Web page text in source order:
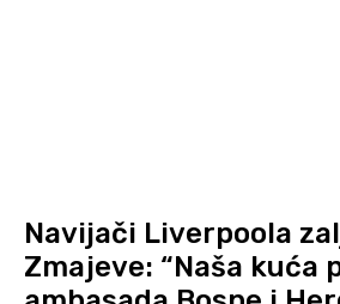
Navijači Liverpoola
Zmajeve: “Naša kuća